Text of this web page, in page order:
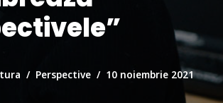
Perspective 10 noiembrie 2021